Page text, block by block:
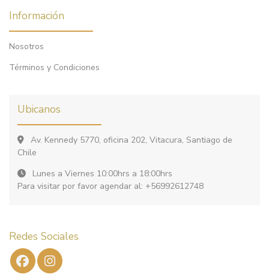
Información
Nosotros
Términos y Condiciones
Ubicanos
Av. Kennedy 5770, oficina 202, Vitacura, Santiago de
Chile
Lunes a Viernes 10:00hrs a 18:00hrs
Para visitar por favor agendar al: +56992612748
Redes Sociales